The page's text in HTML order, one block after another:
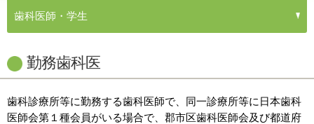
歯科医師・学生
勤務歯科医
歯科診療所等に勤務する歯科医師で、同一診療所等に日本歯科
医師会第１種会員がいる場合で、郡市区歯科医師会及び都道府